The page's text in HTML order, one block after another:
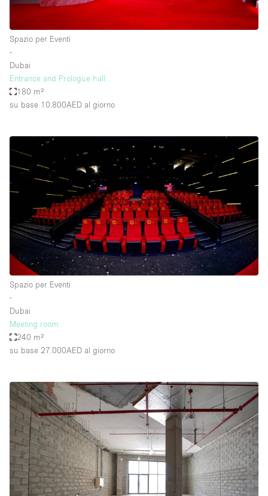
Spazio per Eventi
∙
Dubai
Entrance and Prologue hall
180 m²
su base 10.800AED al giorno
Spazio per Eventi
∙
Dubai
Meeting room
240 m²
su base 27.000AED al giorno